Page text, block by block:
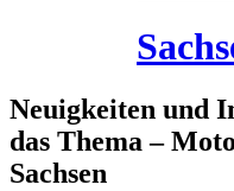
Neuigkeiten und
das Thema –
Sachsen